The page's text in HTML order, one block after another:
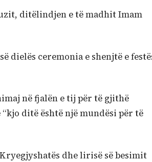
ditëlindjen e të madhit Imam
dielës ceremonia e shenjtë e
në fjalën e tij për të gjithë
ditë është një mundësi për të
dhe lirisë së besimit